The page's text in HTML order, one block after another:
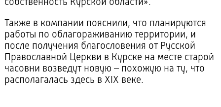
собственность Курской области».
Также в компании пояснили, что планируются
работы по облагораживанию территории, и
после получения благословения от Русской
Православной Церкви в Курске на месте старой
часовни возведут новую – похожую на ту, что
располагалась здесь в XIX веке.